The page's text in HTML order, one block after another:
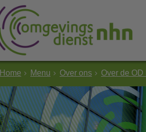
Home Menu Over ons Over de OD